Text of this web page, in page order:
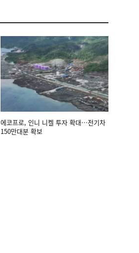
에코프로, 인니 니켈 투자 확대…전기차
150만대분 확보